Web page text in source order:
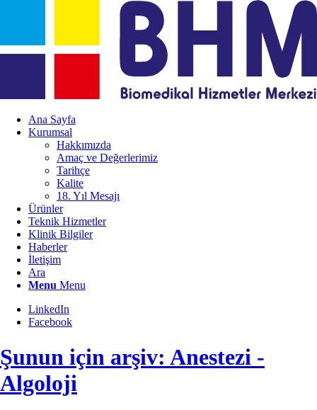
Ana Sayfa
Kurumsal
Hakkımızda
Amaç ve Değerlerimiz
Tarihçe
Kalite
18. Yıl Mesajı
Ürünler
Teknik Hizmetler
Klinik Bilgiler
Haberler
İletişim
Ara
Menu Menu
LinkedIn
Facebook
Şunun için arşiv: Anestezi -
Algoloji